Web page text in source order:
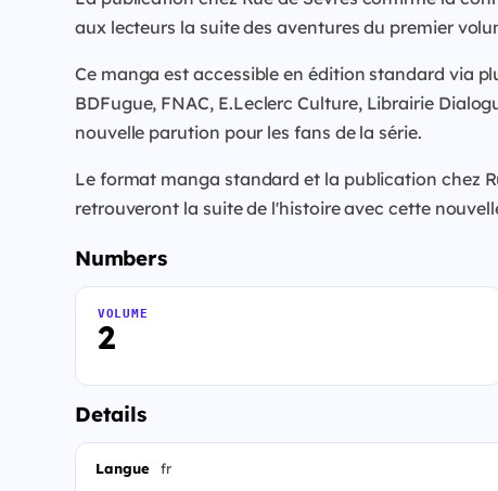
aux lecteurs la suite des aventures du premier
Ce manga est accessible en édition standard via
BDFugue, FNAC, E.Leclerc Culture, Librairie
nouvelle parution pour les fans de la série.
Le format manga standard et la publication chez
retrouveront la suite de l'histoire avec cette
Numbers
2
VOLUME
Details
Langue fr